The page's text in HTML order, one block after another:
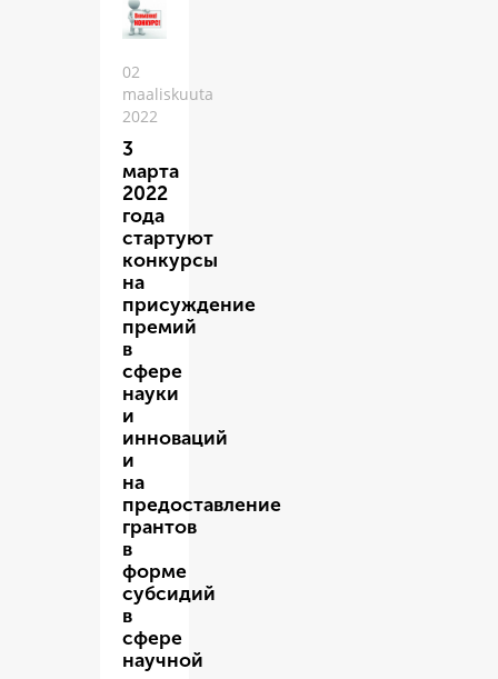
02
maaliskuuta
2022
3
марта
2022
года
стартуют
конкурсы
на
присуждение
премий
в
сфере
науки
и
инноваций
и
на
предоставление
грантов
в
форме
субсидий
в
сфере
научной